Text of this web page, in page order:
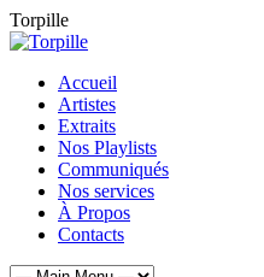
Torpille
Accueil
Artistes
Extraits
Nos Playlists
Communiqués
Nos services
À Propos
Contacts